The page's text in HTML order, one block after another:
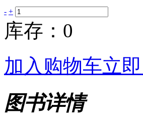
- +
库存：0
加入购物车立
图书详情